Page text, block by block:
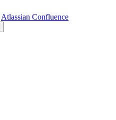
Atlassian Confluence